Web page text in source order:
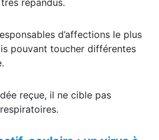
répandus.
d’affections le plus
pouvant toucher différentes
reçue, il ne cible pas